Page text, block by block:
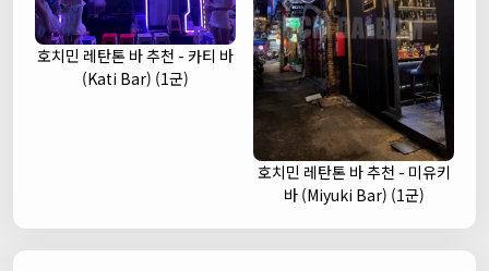
호치민 레탄톤 바 추천 - 카티 바
(Kati Bar) (1군)
호치민 레탄톤 바 추천 - 미유키
바 (Miyuki Bar) (1군)